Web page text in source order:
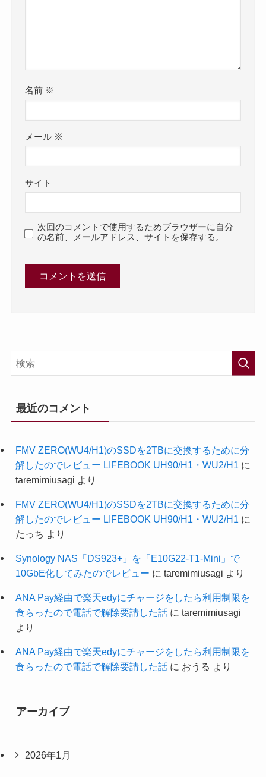
名前 ※
メール ※
サイト
次回のコメントで使用するためブラウザーに自分
の名前、メールアドレス、サイトを保存する。
最近のコメント
FMV ZERO(WU4/H1)のSSDを2TBに交換するために分
解したのでレビュー LIFEBOOK UH90/H1・WU2/H1 に
taremimiusagi より
FMV ZERO(WU4/H1)のSSDを2TBに交換するために分
解したのでレビュー LIFEBOOK UH90/H1・WU2/H1 に
たっち より
Synology NAS「DS923+」を「E10G22-T1-Mini」で
10GbE化してみたのでレビュー に taremimiusagi より
ANA Pay経由で楽天edyにチャージをしたら利用制限を
食らったので電話で解除要請した話に taremimiusagi
より
ANA Pay経由で楽天edyにチャージをしたら利用制限を
食らったので電話で解除要請した話に おうる より
アーカイブ
2026年1月